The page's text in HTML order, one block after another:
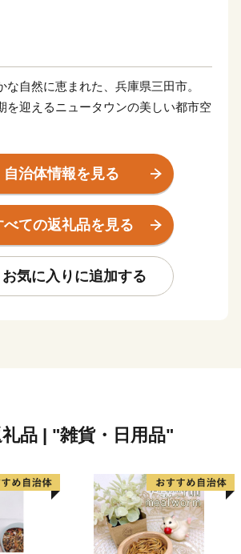
な自然に恵まれた、兵庫県三田市。
を迎えるニュータウンの美しい都市空
間見る情緒ある街並みは、かつての城
ます。
って
さを育んでいます。
自治体情報を見る
べての返礼品を見る
お気に入りに追加する
品 | "雑貨・日用品"